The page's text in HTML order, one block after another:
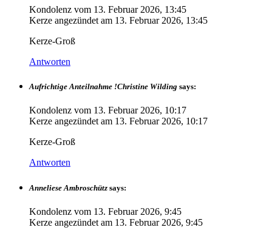
Kondolenz vom 13. Februar 2026, 13:45
Kerze angezündet am 13. Februar 2026, 13:45
Kerze-Groß
Antworten
Aufrichtige Anteilnahme !Christine Wilding says:
Kondolenz vom 13. Februar 2026, 10:17
Kerze angezündet am 13. Februar 2026, 10:17
Kerze-Groß
Antworten
Anneliese Ambroschütz says:
Kondolenz vom 13. Februar 2026, 9:45
Kerze angezündet am 13. Februar 2026, 9:45